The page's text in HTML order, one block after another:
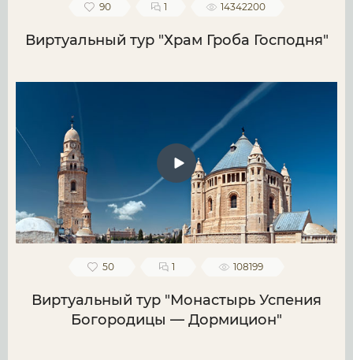
90 1 14342200
Виртуальный тур "Храм Гроба Господня"
50 1 108199
Виртуальный тур "Монастырь Успения
Богородицы — Дормицион"